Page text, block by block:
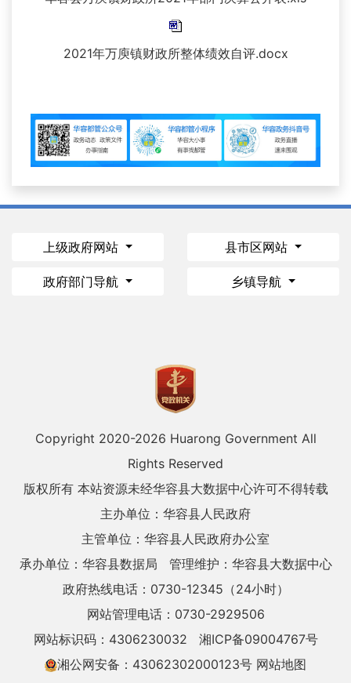
2021年万庾镇财政所整体绩效自评.docx
上级政府网站 县市区网站
政府部门导航 乡镇导航
Copyright 2020-2026 Huarong Government All
Rights Reserved
版权所有 本站资源未经华容县大数据中心许可不得转载
主办单位：华容县人民政府
主管单位：华容县人民政府办公室
承办单位：华容县数据局
管理维护：华容县大数据中心
政府热线电话：0730-12345（24小时）
网站管理电话：0730-2929506
网站标识码：4306230032
湘ICP备09004767号
湘公网安备：43062302000123号 网站地图